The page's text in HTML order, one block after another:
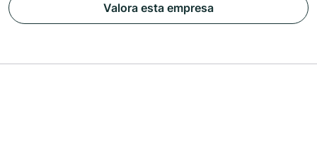
Valora esta empresa